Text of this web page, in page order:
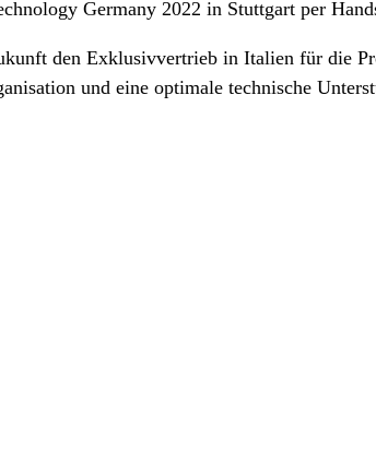
Germany 2022 in Stuttgart per
den Exklusivvertrieb in Italien für die
und eine optimale technische